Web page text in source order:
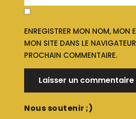
ENREGISTRER MON NOM, MON
MON SITE DANS LE
PROCHAIN COMMENTAIRE.
Nous soutenir ;)